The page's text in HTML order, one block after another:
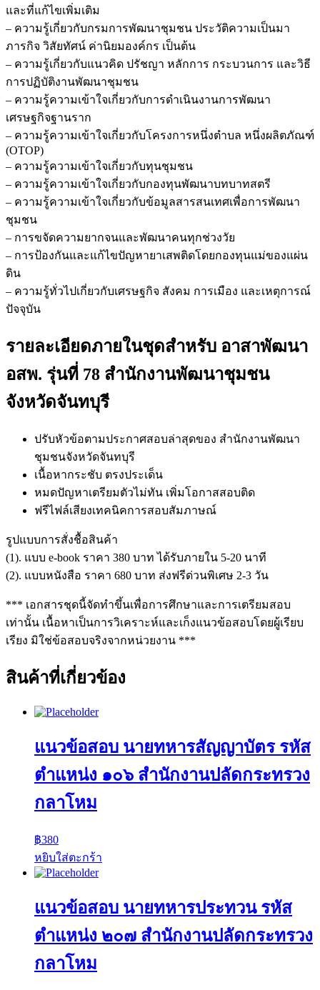
และที่แก้ไขเพิ่มเติม
– ความรู้เกี่ยวกับกรมการพัฒนาชุมชน ประวัติความเป็นมา
ภารกิจ วิสัยทัศน์ ค่านิยมองค์กร เป็นต้น
– ความรู้เกี่ยวกับแนวคิด ปรัชญา หลักการ กระบวนการ และวิธี
การปฏิบัติงานพัฒนาชุมชน
– ความรู้ความเข้าใจเกี่ยวกับการดำเนินงานการพัฒนา
เศรษฐกิจฐานราก
– ความรู้ความเข้าใจเกี่ยวกับโครงการหนึ่งตำบล หนึ่งผลิตภัณฑ์
(OTOP)
– ความรู้ความเข้าใจเกี่ยวกับทุนชุมชน
– ความรู้ความเข้าใจเกี่ยวกับกองทุนพัฒนาบทบาทสตรี
– ความรู้ความเข้าใจเกี่ยวกับข้อมูลสารสนเทศเพื่อการพัฒนา
ชุมชน
– การขจัดความยากจนและพัฒนาคนทุกช่วงวัย
– การป้องกันและแก้ไขปัญหายาเสพติดโดยกองทุนแม่ของแผ่น
ดิน
– ความรู้ทั่วไปเกี่ยวกับเศรษฐกิจ สังคม การเมือง และเหตุการณ์
ปัจจุบัน
รายละเอียดภายในชุดสำหรับ อาสาพัฒนา
อสพ. รุ่นที่ 78 สำนักงานพัฒนาชุมชน
จังหวัดจันทบุรี
ปรับหัวข้อตามประกาศสอบล่าสุดของ สำนักงานพัฒนา
ชุมชนจังหวัดจันทบุรี
เนื้อหากระชับ ตรงประเด็น
หมดปัญหาเตรียมตัวไม่ทัน เพิ่มโอกาสสอบติด
ฟรีไฟล์เสียงเทคนิคการสอบสัมภาษณ์
รูปแบบการสั่งชื้อสินค้า
(1). แบบ e-book ราคา 380 บาท ได้รับภายใน 5-20 นาที
(2). แบบหนังสือ ราคา 680 บาท ส่งฟรีด่วนพิเศษ 2-3 วัน
*** เอกสารชุดนี้จัดทำขึ้นเพื่อการศึกษาและการเตรียมสอบ
เท่านั้น เนื้อหาเป็นการวิเคราะห์และเก็งแนวข้อสอบโดยผู้เรียบ
เรียง มิใช่ข้อสอบจริงจากหน่วยงาน ***
สินค้าที่เกี่ยวข้อง
แนวข้อสอบ นายทหารสัญญาบัตร รหัส
ตำแหน่ง ๑๐๖ สำนักงานปลัดกระทรวง
กลาโหม
฿380
หยิบใส่ตะกร้า
แนวข้อสอบ นายทหารประทวน รหัส
ตำแหน่ง ๒๐๗ สำนักงานปลัดกระทรวง
กลาโหม